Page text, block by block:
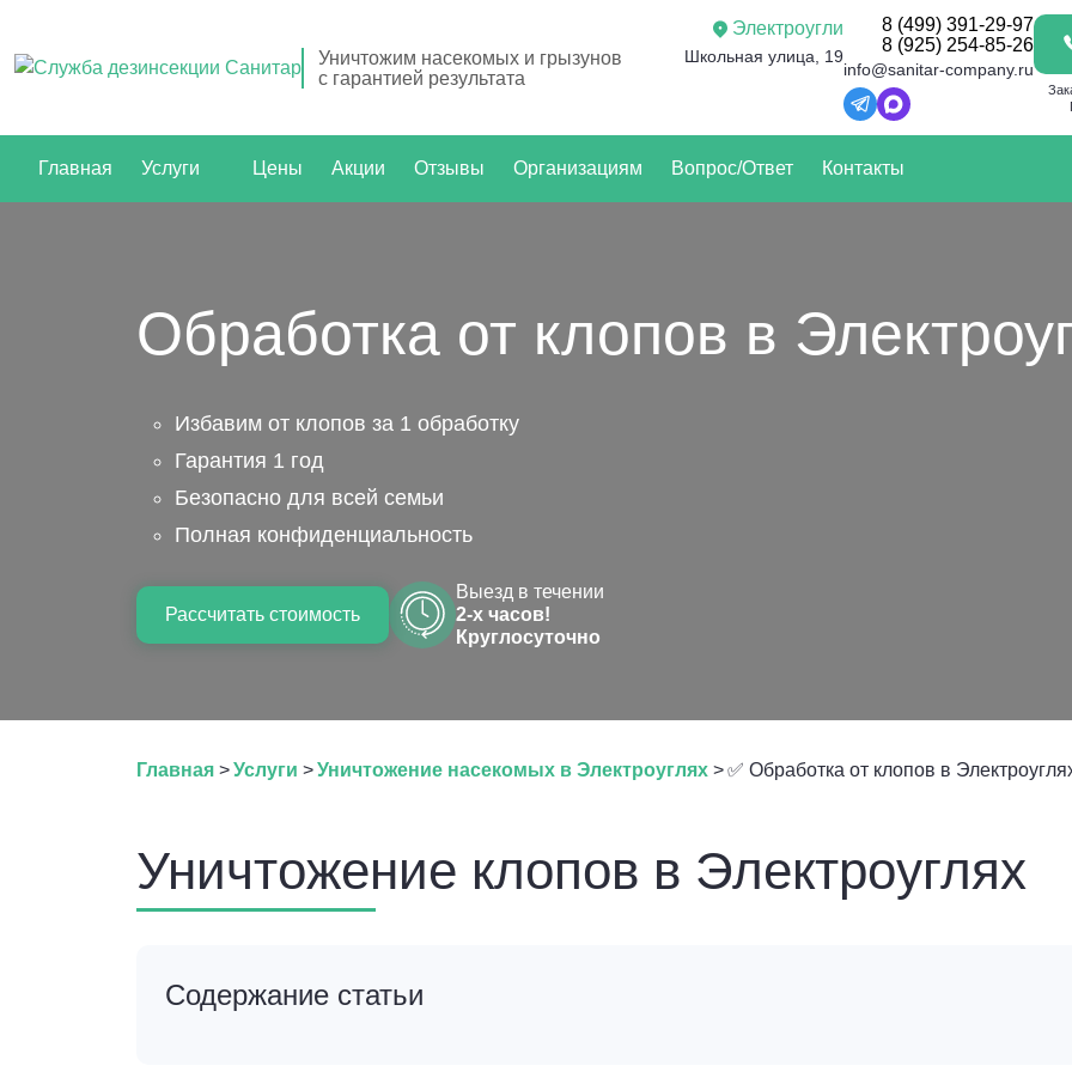
Уничтожим насекомых и грызунов
с гарантией результата
Электроугли
Школьная улица, 19
8 (499) 391-29-97
8 (925) 254-85-26
info@sanitar-company.ru
Главная Услуги Цены Акции Отзывы Организациям Вопрос/Ответ Контакты
Обработка от клопов в
Избавим от клопов за 1 обработку
Гарантия 1 год
Безопасно для всей семьи
Полная конфиденциальность
Рассчитать стоимость
Выезд в течении
2-х часов!
Круглосуточно
Главная >Услуги >Уничтожение насекомых в Электроуглях >✅ Обработка от клопов в
Уничтожение клопов в Электроуглях
Содержание статьи